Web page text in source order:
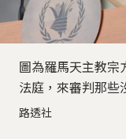
圖為羅馬天主教宗
法庭，來審判那些
路透社